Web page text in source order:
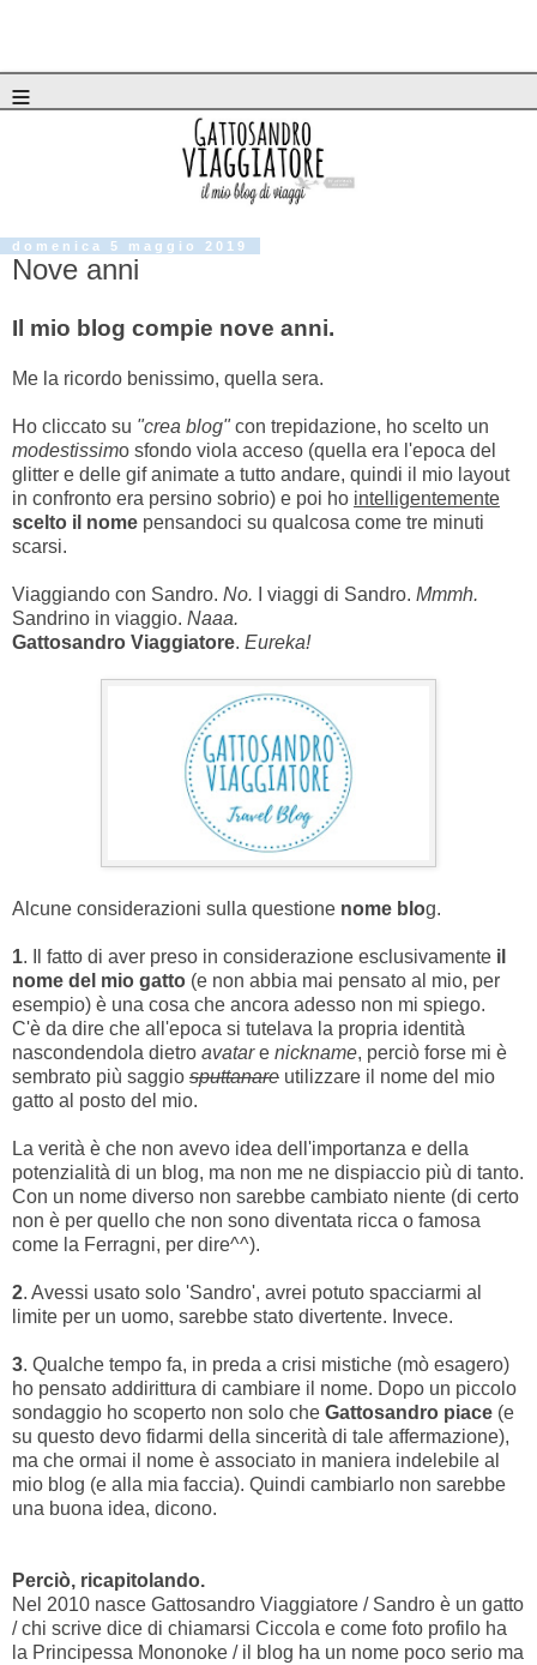
≡
domenica 5 maggio 2019
Nove anni
Il mio blog compie nove anni.
Me la ricordo benissimo, quella sera.
Ho cliccato su "crea blog"con trepidazione, ho scelto un
modestissimo sfondo viola acceso (quella era l'epoca del
glitter e delle gif animate a tutto andare, quindi il mio layout
in confronto era persino sobrio) e poi ho intelligentemente
scelto il nome pensandoci su qualcosa come tre minuti
scarsi.
Viaggiando con Sandro. No. I viaggi di Sandro. Mmmh.
Sandrino in viaggio. Naaa.
Gattosandro Viaggiatore. Eureka!
Alcune considerazioni sulla questione nome blog.
1. Il fatto di aver preso in considerazione esclusivamente il
nome del mio gatto (e non abbia mai pensato al mio, per
esempio) è una cosa che ancora adesso non mi spiego.
C'è da dire che all'epoca si tutelava la propria identità
nascondendola dietro avatare nickname, perciò forse mi è
sembrato più saggio sputtanare utilizzare il nome del mio
gatto al posto del mio.
La verità è che non avevo idea dell'importanza e della
potenzialità di un blog, ma non me ne dispiaccio più di tanto.
Con un nome diverso non sarebbe cambiato niente (di certo
non è per quello che non sono diventata ricca o famosa
come la Ferragni, per dire^^).
2. Avessi usato solo 'Sandro', avrei potuto spacciarmi al
limite per un uomo, sarebbe stato divertente. Invece.
3. Qualche tempo fa, in preda a crisi mistiche (mò esagero)
ho pensato addirittura di cambiare il nome. Dopo un piccolo
sondaggio ho scoperto non solo che Gattosandro piace (e
su questo devo fidarmi della sincerità di tale affermazione),
ma che ormai il nome è associato in maniera indelebile al
mio blog (e alla mia faccia). Quindi cambiarlo non sarebbe
una buona idea, dicono.
Perciò, ricapitolando.
Nel 2010 nasce Gattosandro Viaggiatore / Sandro è un gatto
/ chi scrive dice di chiamarsi Ciccola e come foto profilo ha
la Principessa Mononoke / il blog ha un nome poco serio ma